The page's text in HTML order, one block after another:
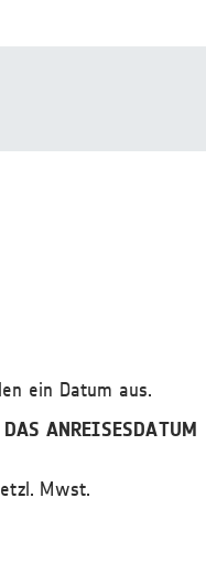
ein Datum aus.
ANREISESDATUM
Mwst.